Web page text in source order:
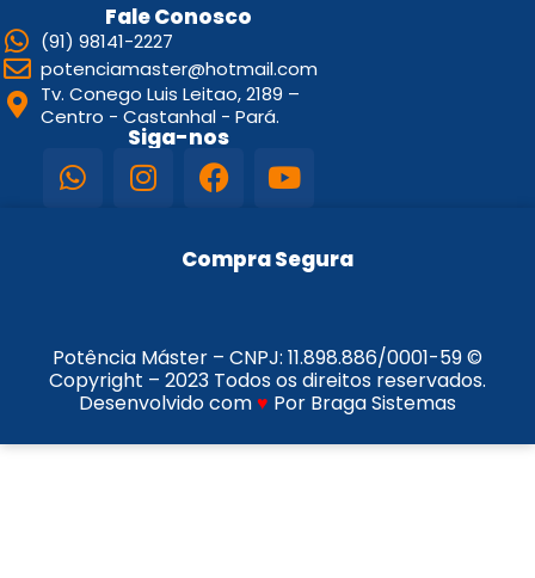
Fale Conosco
(91) 98141-2227
potenciamaster@hotmail.com
Tv. Conego Luis Leitao, 2189 –
Centro - Castanhal - Pará.
Siga-nos
Compra Segura
Potência Máster – CNPJ: 11.898.886/0001-59©
Copyright – 2023 Todos os direitos reservados.
Desenvolvido com♥ Por Braga Sistemas